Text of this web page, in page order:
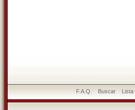
F.A.Q. Buscar Lista